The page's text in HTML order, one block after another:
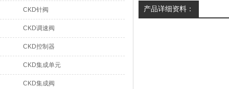
CKD针阀
CKD调速阀
CKD控制器
CKD集成单元
CKD集成阀
产品详细资料：